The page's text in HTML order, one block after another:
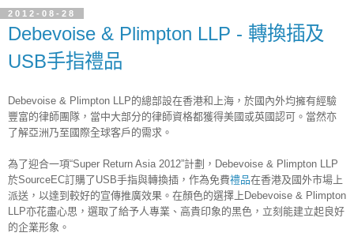
2012-08-28
Debevoise & Plimpton LLP - 轉換插及
USB手指禮品
Debevoise & Plimpton LLP的總部設在香港和上海，於國內外均擁有經驗
豐富的律師團隊，當中大部分的律師資格都獲得美國或英國認可。當然亦
了解亞洲乃至國際全球客戶的需求。
為了迎合一項“Super Return Asia 2012”計劃，Debevoise & Plimpton LLP
於SourceEC訂購了USB手指與轉換插，作為免費禮品在香港及國外市場上
派送，以達到較好的宣傳推廣效果。在顏色的選擇上Debevoise & Plimpton
LLP亦花盡心思，選取了給予人專業、高貴印象的黑色，立刻能建立起良好
的企業形象。